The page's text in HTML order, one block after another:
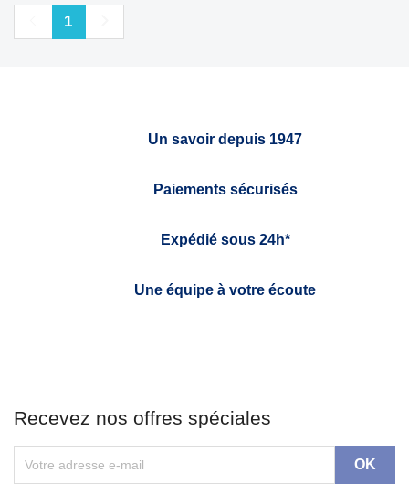
Précédent
1
Un savoir depuis 1947
Paiements sécurisés
Expédié sous 24h*
Une équipe à votre écoute
Recevez nos offres spéciales